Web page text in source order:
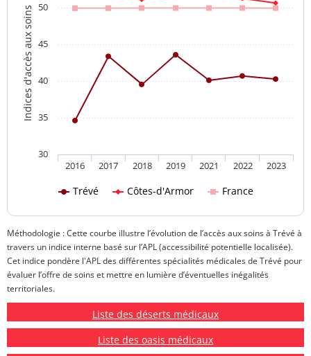
Indices d'accès aux soins
Trévé Côtes-d'Armor France
2016 2017 2018 2019 2021 2022 2023
30
35
40
45
50
Méthodologie : Cette courbe illustre l’évolution de l’accès aux soins à Trévé à
travers un indice interne basé sur l’APL (accessibilité potentielle localisée).
Cet indice pondère l'APL des différentes spécialités médicales de Trévé pour
évaluer l’offre de soins et mettre en lumière d’éventuelles inégalités
territoriales.
Liste des déserts médicaux
Liste des oasis médicaux